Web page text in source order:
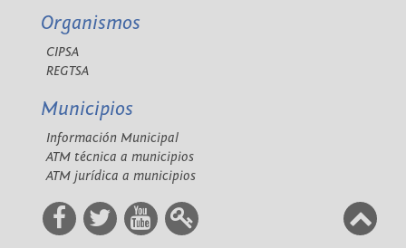
Organismos
CIPSA
REGTSA
Municipios
Información Municipal
ATM técnica a municipios
ATM jurídica a municipios